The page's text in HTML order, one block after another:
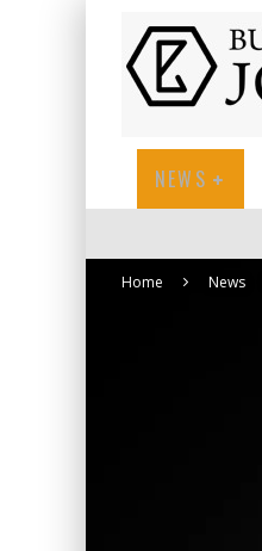
NEWS
Home News